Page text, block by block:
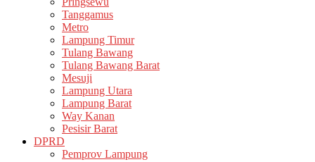
Tanggamus
Metro
Lampung Timur
Tulang Bawang
Tulang Bawang Barat
Mesuji
Lampung Utara
Lampung Barat
Way Kanan
Pesisir Barat
DPRD
Pemprov Lampung